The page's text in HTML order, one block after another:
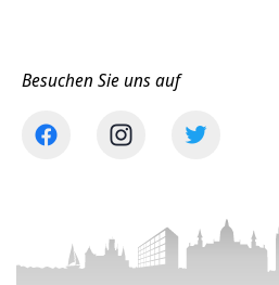
Besuchen Sie uns auf